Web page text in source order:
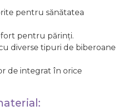
pentru sănătatea
pentru părinți.
diverse tipuri de biberoane
de integrat în orice